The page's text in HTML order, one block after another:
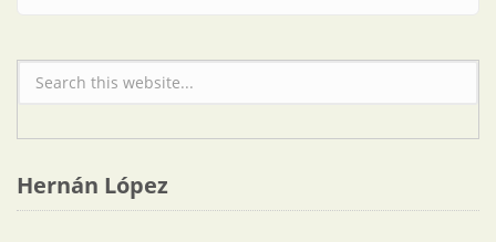
Formulario de búsqueda
Hernán López